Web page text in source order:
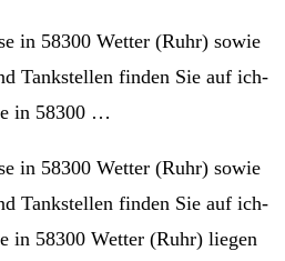
in 58300 Wetter (Ruhr) sowie
Tankstellen finden Sie auf ich-
in 58300 …
in 58300 Wetter (Ruhr) sowie
Tankstellen finden Sie auf ich-
in 58300 Wetter (Ruhr) liegen